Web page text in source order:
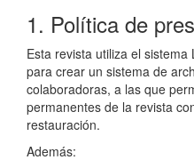
1. Política de
Esta revista utiliza el sistema
para crear un sistema de
colaboradoras, a las que
permanentes de la revista
restauración.
Además: